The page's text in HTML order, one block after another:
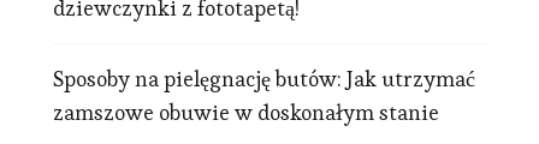
dziewczynki z fototapetą!
Sposoby na pielęgnację butów: Jak utrzymać
zamszowe obuwie w doskonałym stanie